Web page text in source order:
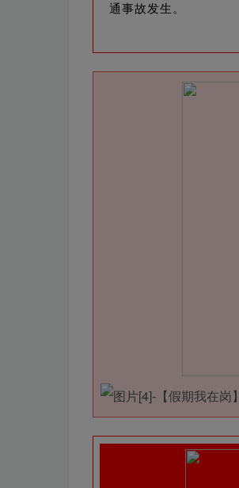
通事故发生 。